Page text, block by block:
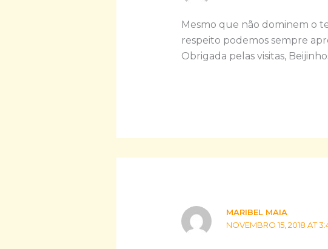
Mesmo que não dominem o
respeito podemos sempre
Obrigada pelas visitas,
MARIBEL MAIA
NOVEMBRO 15, 2018 AT